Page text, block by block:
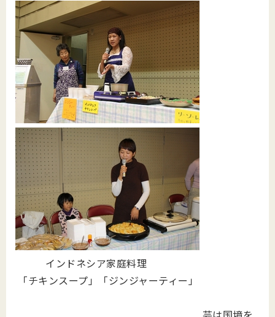
インドネシア家庭料理
「チキンスープ」「ジンジャーティー」